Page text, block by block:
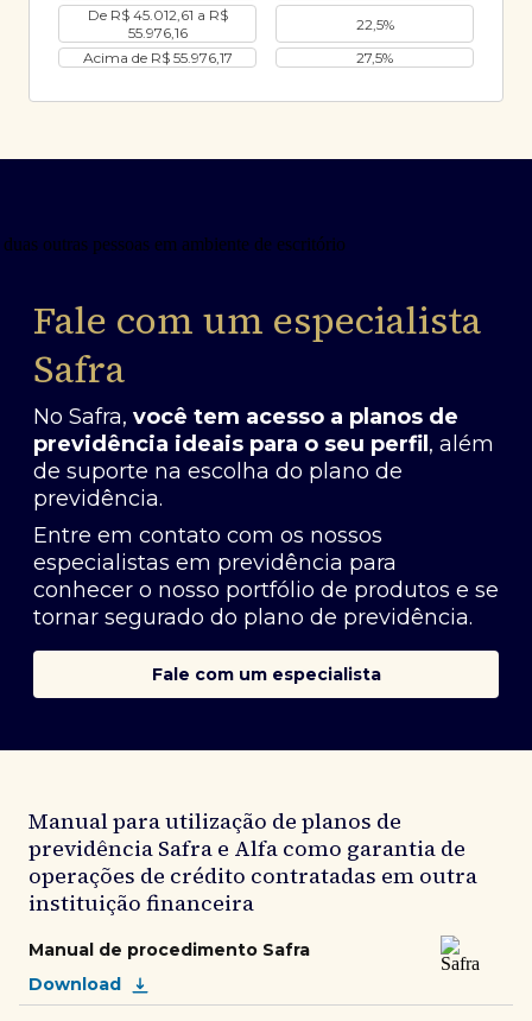
De R$ 45.012,61 a R$
55.976,16
22,5%
Acima de R$ 55.976,17
27,5%
Fale com um especialista
Safra
No Safra, você tem acesso a planos de
previdência ideais para o seu perfil , além
de suporte na escolha do plano de
previdência.
Entre em contato com os nossos
especialistas em previdência para
conhecer o nosso portfólio de produtos e se
tornar segurado do plano de previdência.
Fale com um especialista
Manual para utilização de planos de
previdência Safra e Alfa como garantia de
operações de crédito contratadas em outra
instituição financeira
Manual de procedimento Safra
Download